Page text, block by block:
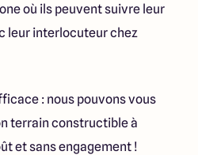
où ils peuvent suivre leur
leur interlocuteur chez
: nous pouvons vous
terrain constructible à
et sans engagement !